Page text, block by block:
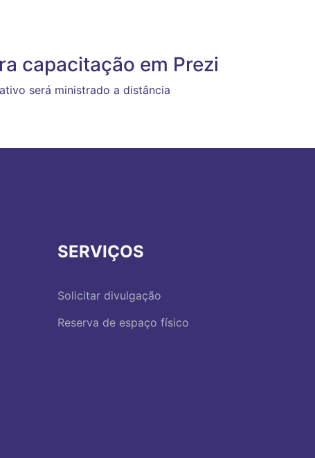
capacitação em Prezi
será ministrado a distância
SERVIÇOS
Solicitar divulgação
Reserva de espaço físico